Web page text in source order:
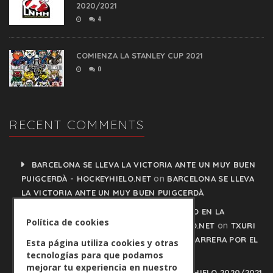
2020/2021
4
COMIENZA LA STANLEY CUP 2021
0
RECENT COMMENTS
BARCELONA SE LLEVA LA VICTORIA ANTE UN MUY BUEN
PUIGCERDÀ - HOCKEYHIELO.NET on BARCELONA SE LLEVA
LA VICTORIA ANTE UN MUY BUEN PUIGCERDÀ
TXURI URDIN Y JACA NO PISAN EL FRENO EN LA
CARRERA POR EL LIDERATO - HOCKEYHIELO.NET on TXURI
URDIN Y JACA NO PISAN EL FRENO EN LA CARRERA POR EL
LIDERATO
Política de cookies
Esta página utiliza cookies y otras
tecnologías para que podamos
mejorar tu experiencia en nuestro